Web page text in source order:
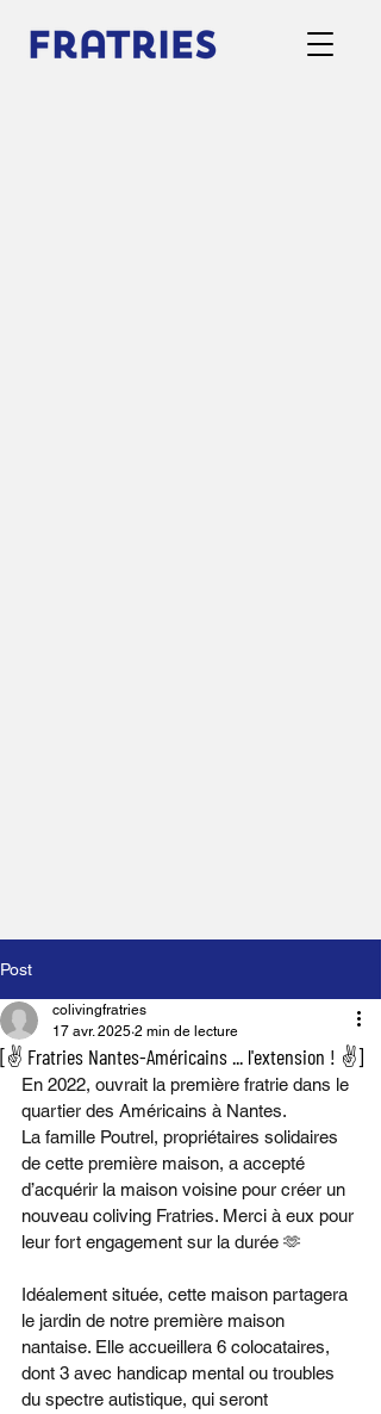
Post
[✌️ Fratries Nantes-Américains ... l'extension ! ✌️]
colivingfratries
17 avr. 2025 2 min de lecture
En 2022, ouvrait la première fratrie dans le
quartier des Américains à Nantes.
La famille Poutrel, propriétaires solidaires
de cette première maison, a accepté
d’acquérir la maison voisine pour créer un
nouveau coliving Fratries. Merci à eux pour
leur fort engagement sur la durée 🫶
Idéalement située, cette maison partagera
le jardin de notre première maison
nantaise. Elle accueillera 6 colocataires,
dont 3 avec handicap mental ou troubles
du spectre autistique, qui seront